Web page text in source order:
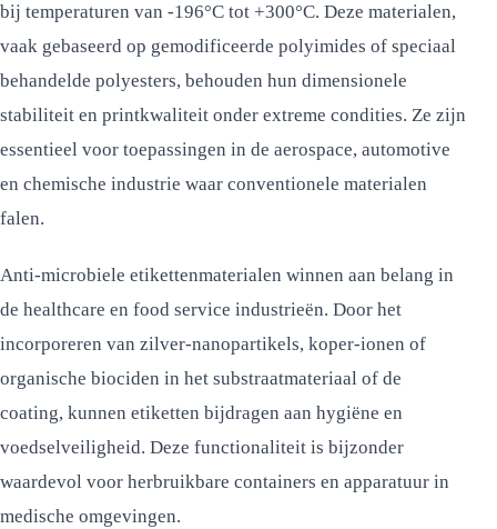
bij temperaturen van -196°C tot +300°C. Deze materialen,
vaak gebaseerd op gemodificeerde polyimides of speciaal
behandelde polyesters, behouden hun dimensionele
stabiliteit en printkwaliteit onder extreme condities. Ze zijn
essentieel voor toepassingen in de aerospace, automotive
en chemische industrie waar conventionele materialen
falen.
Anti-microbiele etikettenmaterialen winnen aan belang in
de healthcare en food service industrieën. Door het
incorporeren van zilver-nanopartikels, koper-ionen of
organische biociden in het substraatmateriaal of de
coating, kunnen etiketten bijdragen aan hygiëne en
voedselveiligheid. Deze functionaliteit is bijzonder
waardevol voor herbruikbare containers en apparatuur in
medische omgevingen.